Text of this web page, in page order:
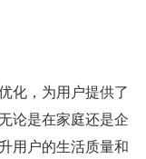
化，为用户提供了
论是在家庭还是企
用户的生活质量和